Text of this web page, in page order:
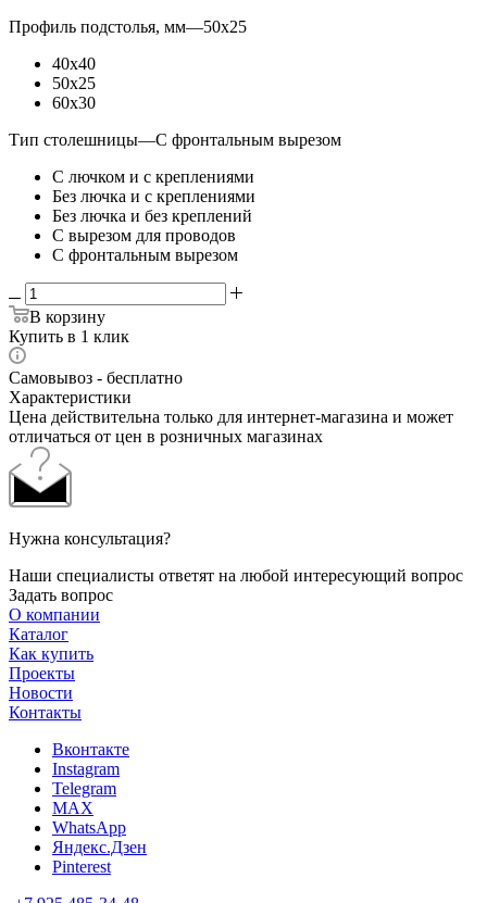
Профиль подстолья, мм—50x25
40x40
50x25
60x30
Тип столешницы—С фронтальным вырезом
С лючком и с креплениями
Без лючка и с креплениями
Без лючка и без креплений
С вырезом для проводов
С фронтальным вырезом
В корзину
Купить в 1 клик
Самовывоз - бесплатно
Характеристики
Цена действительна только для интернет-магазина и может
отличаться от цен в розничных магазинах
Нужна консультация?
Наши специалисты ответят на любой интересующий вопрос
Задать вопрос
О компании
Каталог
Как купить
Проекты
Новости
Контакты
Вконтакте
Instagram
Telegram
MAX
WhatsApp
Яндекс.Дзен
Pinterest